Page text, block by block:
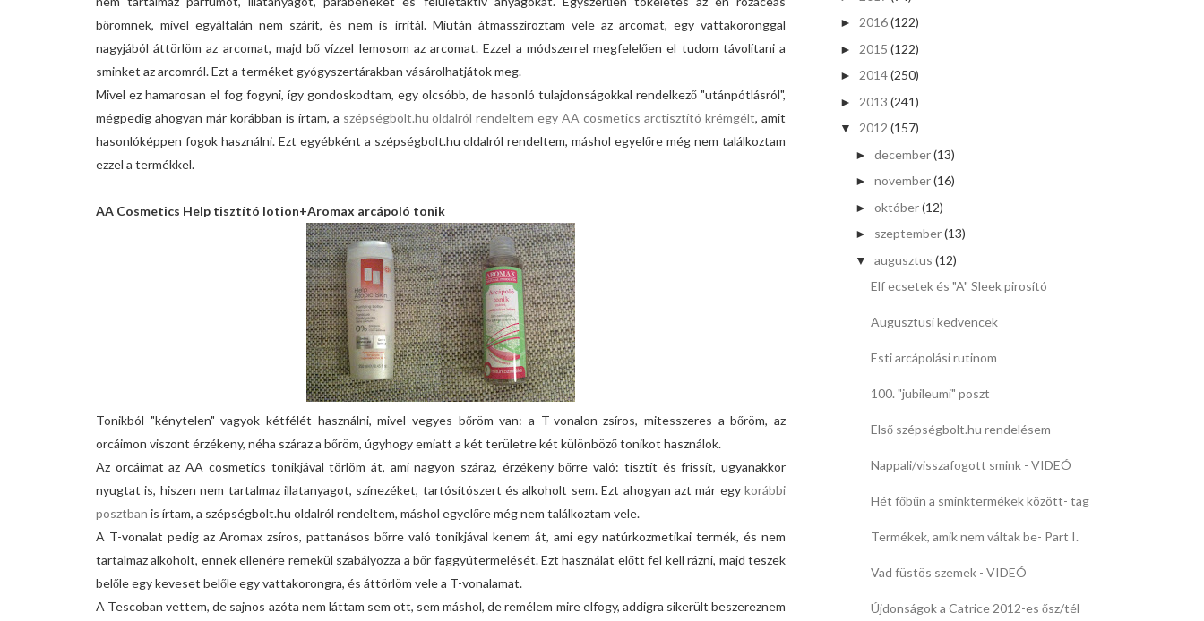
bőrömnek, mivel egyáltalán nem szárít, és nem is irritál. Miután átmasszíroztam vele az arcomat, egy vattakoronggal
nagyjából áttörlöm az arcomat, majd bő vízzel lemosom az arcomat. Ezzel a módszerrel megfelelően el tudom távolítani a
sminket az arcomról. Ezt a terméket gyógyszertárakban vásárolhatjátok meg.
Mivel ez hamarosan el fog fogyni, így gondoskodtam, egy olcsóbb, de hasonló tulajdonságokkal rendelkező "utánpótlásról",
mégpedig ahogyan már korábban is írtam, a szépségbolt.hu oldalról rendeltem egy AA cosmetics arctisztító krémgélt, amit
hasonlóképpen fogok használni. Ezt egyébként a szépségbolt.hu oldalról rendeltem, máshol egyelőre még nem találkoztam
ezzel a termékkel.
AA Cosmetics Help tisztító lotion+Aromax arcápoló tonik
Tonikból "kénytelen" vagyok kétfélét használni, mivel vegyes bőröm van: a T-vonalon zsíros, mitesszeres a bőröm, az
orcáimon viszont érzékeny, néha száraz a bőröm, úgyhogy emiatt a két területre két különböző tonikot használok.
Az orcáimat az AA cosmetics tonikjával törlöm át, ami nagyon száraz, érzékeny bőrre való: tisztít és frissít, ugyanakkor
nyugtat is, hiszen nem tartalmaz illatanyagot, színezéket, tartósítószert és alkoholt sem. Ezt ahogyan azt már egy korábbi
posztban is írtam, a szépségbolt.hu oldalról rendeltem, máshol egyelőre még nem találkoztam vele.
A T-vonalat pedig az Aromax zsíros, pattanásos bőrre való tonikjával kenem át, ami egy natúrkozmetikai termék, és nem
tartalmaz alkoholt, ennek ellenére remekül szabályozza a bőr faggyútermelését. Ezt használat előtt fel kell rázni, majd teszek
belőle egy keveset belőle egy vattakorongra, és áttörlöm vele a T-vonalamat.
A Tescoban vettem, de sajnos azóta nem láttam sem ott, sem máshol, de remélem mire elfogy, addigra sikerült beszereznem
► 2016(122)
► 2015 (122)
► 2014(250)
► 2013 (241)
▼ 2012 (157)
► december(13)
► november(16)
► október(12)
► szeptember(13)
▼ augusztus (12)
Elf ecsetek és "A" Sleek pirosító
Augusztusi kedvencek
Esti arcápolási rutinom
100. "jubileumi" poszt
Első szépségbolt.hu rendelésem
Nappali/visszafogott smink - VIDEÓ
Hét főbűn a sminktermékek között- tag
Termékek, amik nem váltak be- Part I.
Vad füstös szemek - VIDEÓ
Újdonságok a Catrice 2012-es ősz/tél